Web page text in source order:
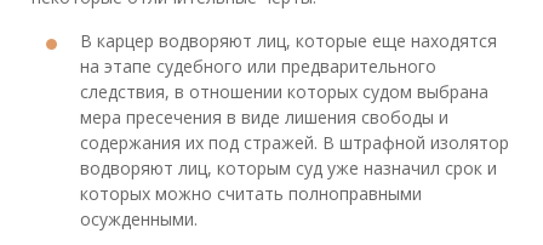
В карцер водворяют лиц, которые еще находятся
на этапе судебного или предварительного
следствия, в отношении которых судом выбрана
мера пресечения в виде лишения свободы и
содержания их под стражей. В штрафной изолятор
водворяют лиц, которым суд уже назначил срок и
которых можно считать полноправными
осужденными.